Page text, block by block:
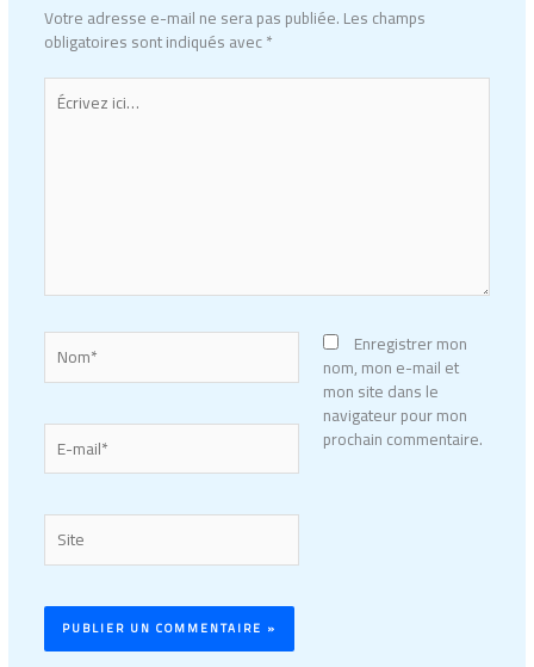
Votre adresse e-mail ne sera pas publiée.Les champs
obligatoires sont indiqués avec*
Écrivez
ici…
Nom*
E-
mail*
Site
Enregistrer mon
nom, mon e-mail et
mon site dans le
navigateur pour mon
prochain commentaire.